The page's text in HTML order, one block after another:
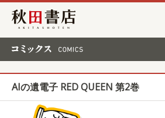
秋田書店
AIの遺電子 RED QUEEN 第2巻